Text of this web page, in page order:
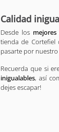
Calidad
Desde los
tienda de Cortefiel
pasarte por
Recuerda que si
inigualables, así
dejes escapar!